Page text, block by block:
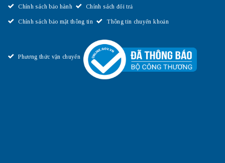
Chính sách bảo hành Chính sách đổi trả
Chính sách bảo mật thông tin Thông tin chuyển khoản
Phương thức vận chuyển